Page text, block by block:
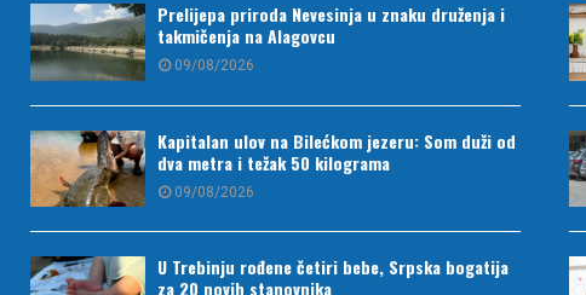
Prelijepa priroda Nevesinja u znaku druženja i
takmičenja na Alagovcu
09/08/2026
Kapitalan ulov na Bilećkom jezeru: Som duži od
dva metra i težak 50 kilograma
09/08/2026
U Trebinju rođene četiri bebe, Srpska bogatija
za 20 novih stanovnika